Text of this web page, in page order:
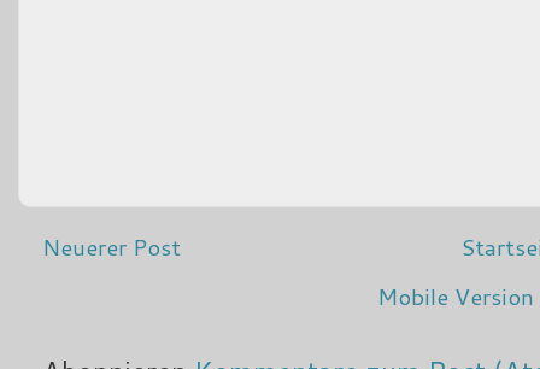
Neuerer Post
Mobile